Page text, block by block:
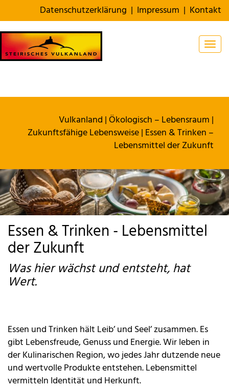
Datenschutzerklärung | Impressum | Kontakt
Vulkanland |Ökologisch – Lebensraum |
Zukunftsfähige Lebensweise| Essen & Trinken –
Lebensmittel der Zukunft
Essen & Trinken - Lebensmittel
der Zukunft
Was hier wächst und entsteht, hat
Wert.
Essen und Trinken hält Leib’ und Seel’ zusammen. Es
gibt Lebensfreude, Genuss und Energie. Wir leben in
der Kulinarischen Region, wo jedes Jahr dutzende neue
und wertvolle Produkte entstehen. Lebensmittel
vermitteln Identität und Herkunft.